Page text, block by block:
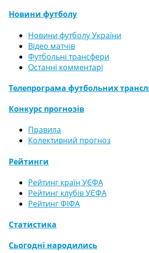
Новини футболу
Новини футболу України
Відео матчів
Футбольні трансфери
Останні комментарі
Телепрограма футбольних
Конкурс прогнозів
Правила
Колективний прогноз
Рейтинги
Рейтинг країн УЄФА
Рейтинг клубів УЄФА
Рейтинг ФІФА
Статистика
Сьогодні народились